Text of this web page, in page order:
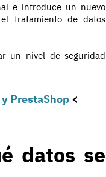
e introduce un nuevo
tratamiento de datos
un nivel de seguridad
PrestaShop <
datos se